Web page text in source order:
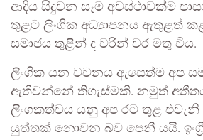
ආදිය සිදුවන සෑම අවස්ථාවක්ම
තුළට ලිංගික අධ්‍යාපනය ඇතුළත්
සමාජය තුළින් ද වරින් වර මතු විය.
ලිංගික යන වචනය ඇසෙත්ම අප
ඇතිවන්නේ තිගැස්මකි. නමුත්
ලිංගකත්වය යනු අප රට තුළ
යුත්තක් නොවන බව පෙනී යයි.